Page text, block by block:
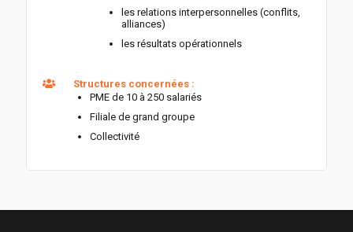
les relations interpersonnelles (conflits,
alliances)
les résultats opérationnels
Structures concernées :
PME de 10 à 250 salariés
Filiale de grand groupe
Collectivité